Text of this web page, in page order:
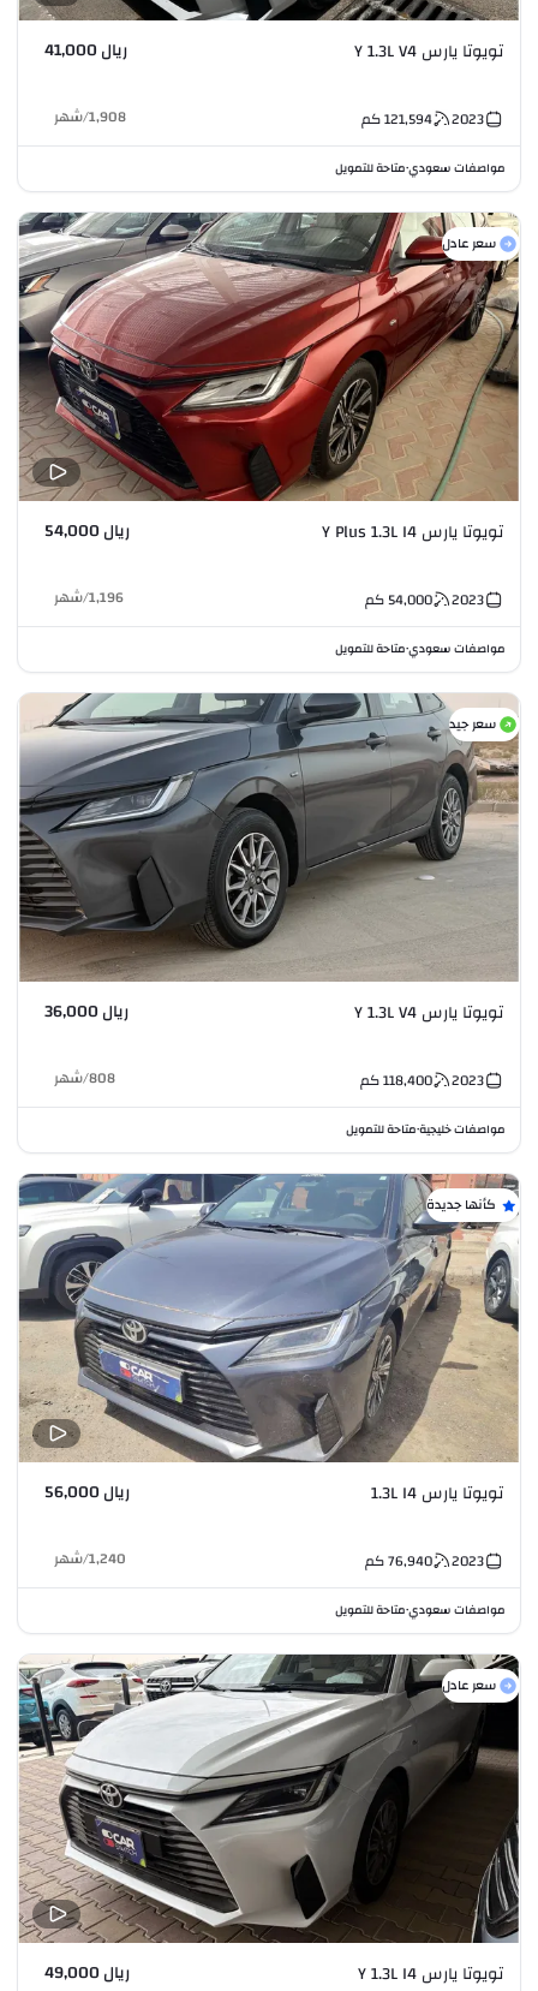
تويوتا يارس Y 1.3L V4 ريال 41,000
2023
121,594كم 1,908
/شهر
مواصفات سعودي•متاحة للتمويل
سعر عادل
تويوتا يارس Y Plus 1.3L I4 ريال 54,000
2023
54,000كم 1,196
/شهر
مواصفات سعودي•متاحة للتمويل
سعر جيد
تويوتا يارس Y 1.3L V4 ريال 36,000
2023
118,400كم 808
/شهر
مواصفات خليجية•متاحة للتمويل
كأنها جديدة
تويوتا يارس 1.3L I4 ريال 56,000
2023
76,940كم 1,240
/شهر
مواصفات سعودي•متاحة للتمويل
سعر عادل
تويوتا يارس Y 1.3L I4 ريال 49,000